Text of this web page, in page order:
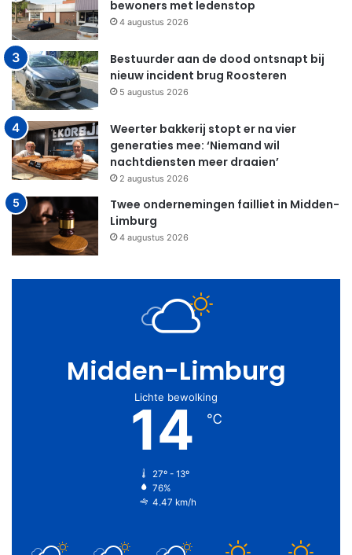
bewoners met ledenstop
4 augustus 2026
Bestuurder aan de dood ontsnapt bij
nieuw incident brug Roosteren
5 augustus 2026
Weerter bakkerij stopt er na vier
generaties mee: ‘Niemand wil
nachtdiensten meer draaien’
2 augustus 2026
Twee ondernemingen failliet in Midden-
Limburg
4 augustus 2026
Midden-Limburg
Lichte bewolking
14 ℃
27º - 13º
76%
4.47 km/h